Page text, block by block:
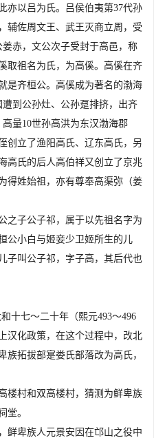
亦以吕为氏。吕侯伯夷第37代孙
辅佐周文王、武王灭商立周，受
赤，文公次子受封于高邑，称
取祖名为氏，为高傒。高傒在齐
是齐桓公。高傒成为著名的渤海
到公孙灶、公孙趸排挤，出齐
量10世孙高洪为东汉渤海郡
创立了渔阳高氏、辽东高氏，另
高氏的后人高伯祥又创立了京兆
得姓始祖，亦有尊奉高渠弥（姜
之子公子祁，属于以先祖名字为
公小白与姬妾少卫姬所生的儿
子叫公子祁，字子高，其后代也
十七～二十年（熙元493～496
汉化政策，在这个过程中，改北
族拓拔部寔娄氏部落改为高氏，
楼村和双高楼村，猜测为鲜卑族
堂。
鲜卑族人元景安因在邙山之役中